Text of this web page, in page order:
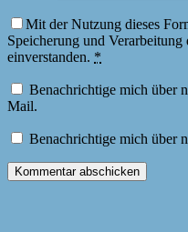
Mit der Nutzung dieses
Speicherung und
einverstanden. *
Benachrichtige mich über
Mail.
Benachrichtige mich über